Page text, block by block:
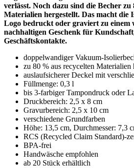
verlässt. Noch dazu sind die Becher zu
Materialien hergestellt. Das macht die
Logo bedruckt oder graviert zu einem
nachhaltigen Geschenk für
Geschäftskontakte.
doppelwandiger Vakuum-
zu 80 % aus recycelten Materialien
auslaufsicherer Deckel mit
Füllmenge: 0,3 l
bis 3-farbiger Tampondruck oder
Druckbereich: 2,5 x 8 cm
Gravurbereich: 2,5 x 10 cm
verschiedene Grundfarben
Höhe: 13,5 cm, Durchmesser: 7,3
RCS (Recycled Claim Standard)-
BPA-frei
Handwäsche empfohlen
ab 20 Stück erhältlich